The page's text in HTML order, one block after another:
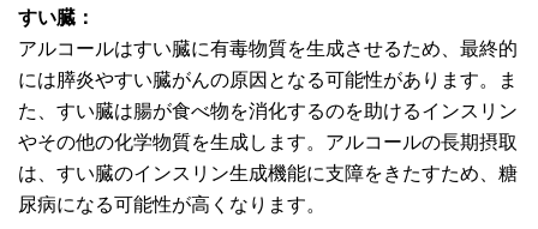
すい臓：
アルコールはすい臓に有毒物質を生成させるため、最終的
には膵炎やすい臓がんの原因となる可能性があります。ま
た、すい臓は腸が食べ物を消化するのを助けるインスリン
やその他の化学物質を生成します。アルコールの長期摂取
は、すい臓のインスリン生成機能に支障をきたすため、糖
尿病になる可能性が高くなります。